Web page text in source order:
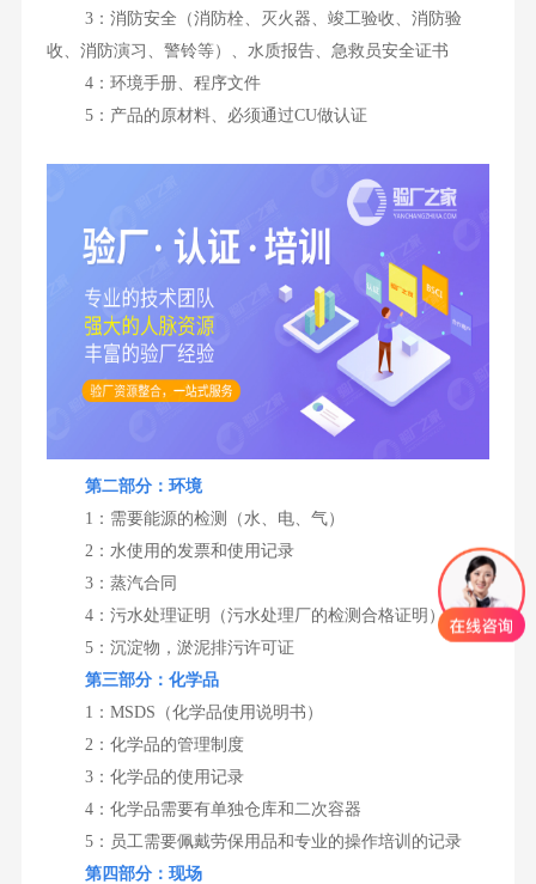
3：消防安全（消防栓、灭火器、竣工验收、消防验
收、消防演习、警铃等）、水质报告、急救员安全证书
4：环境手册、程序文件
5：产品的原材料、必须通过CU做认证
第二部分：环境
1：需要能源的检测（水、电、气）
2：水使用的发票和使用记录
3：蒸汽合同
4：污水处理证明（污水处理厂的检测合格证明）
5：沉淀物，淤泥排污许可证
第三部分：化学品
1：MSDS（化学品使用说明书）
2：化学品的管理制度
3：化学品的使用记录
4：化学品需要有单独仓库和二次容器
5：员工需要佩戴劳保用品和专业的操作培训的记录
第四部分：现场